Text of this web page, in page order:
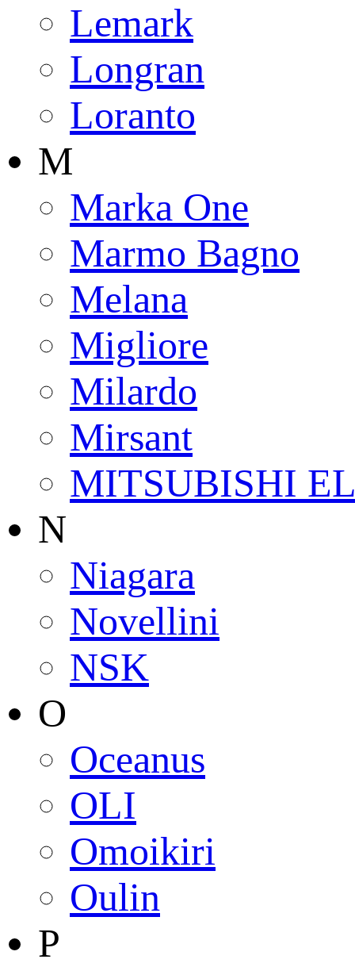
Lemark
Longran
Loranto
M
Marka One
Marmo Bagno
Melana
Migliore
Milardo
Mirsant
MITSUBISHI
N
Niagara
Novellini
NSK
O
Oceanus
OLI
Omoikiri
Oulin
P